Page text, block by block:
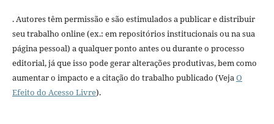
. Autores têm permissão e são estimulados a publicar e distribuir
seu trabalho online (ex.: em repositórios institucionais ou na sua
página pessoal) a qualquer ponto antes ou durante o processo
editorial, já que isso pode gerar alterações produtivas, bem como
aumentar o impacto e a citação do trabalho publicado (VejaO
Efeito do Acesso Livre).